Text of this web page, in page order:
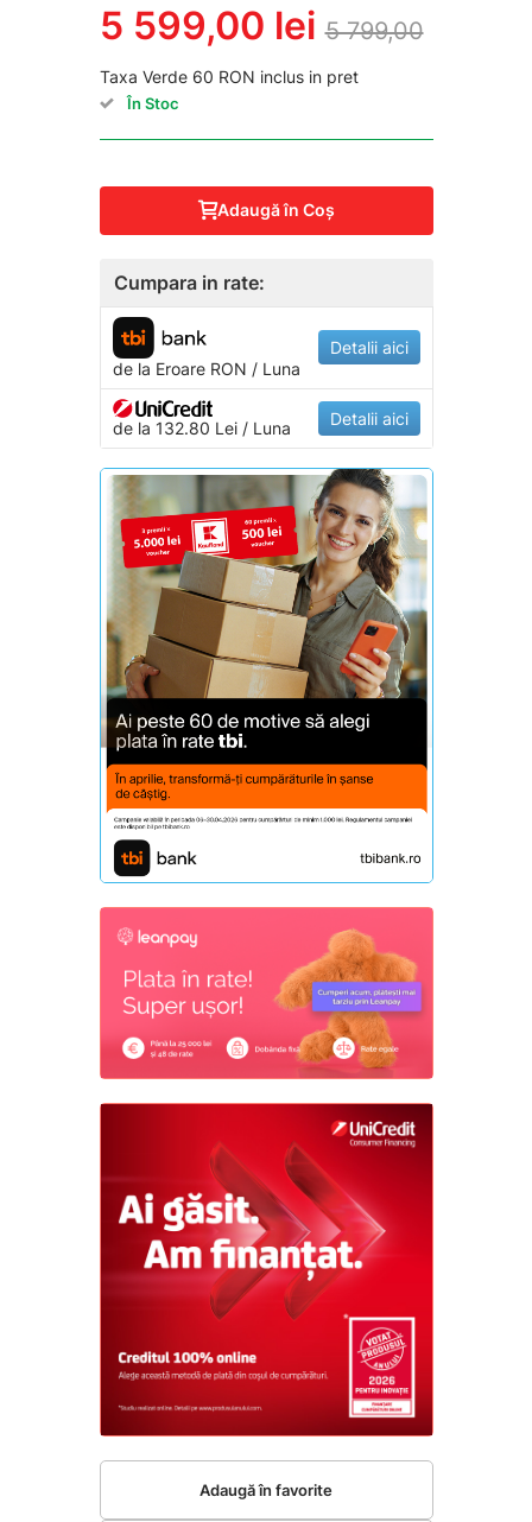
5 599,00 lei 5 799,00
Taxa Verde 60 RON inclus in pret
În Stoc
Adaugă în Coş
Cumpara in rate:
de la EroareRON / Luna
Detalii aici
de la 132.80 Lei / Luna Detalii aici
Adaugă în favorite